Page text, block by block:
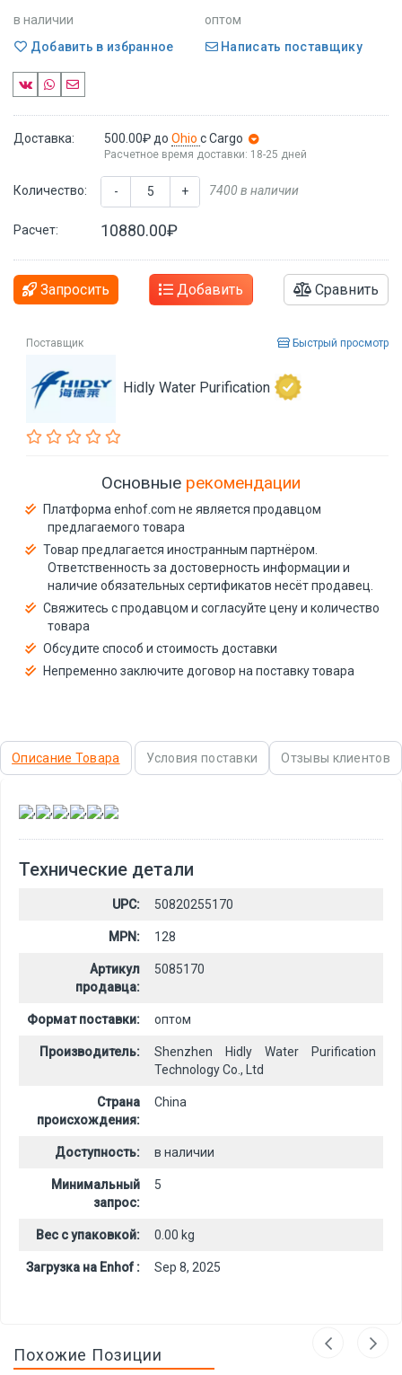
в наличии
оптом
Добавить в избранное
Написать поставщику
Доставка: 500.00₽ до Ohio с Cargo
Расчетное время доставки: 18-25 дней
Количество: - + 7400 в наличии
Расчет: 10880.00₽
Запросить Добавить Сравнить
Поставщик Быстрый просмотр
Hidly Water Purification
Основные рекомендации
Платформа enhof.com не является продавцом
предлагаемого товара
Товар предлагается иностранным партнёром.
Ответственность за достоверность информации и
наличие обязательных сертификатов несёт продавец.
Свяжитесь с продавцом и согласуйте цену и количество
товара
Обсудите способ и стоимость доставки
Непременно заключите договор на поставку товара
Описание Товара Условия поставки Отзывы клиентов
, , , , ,
Технические детали
UPC: 50820255170
MPN: 128
Артикул
продавца:
5085170
Формат поставки: оптом
Производитель:
Shenzhen Hidly Water Purification
Technology Co., Ltd
Страна
происхождения:
China
Доступность: в наличии
Минимальный
запрос:
5
Вес с упаковкой: 0.00 kg
Загрузка на Enhof : Sep 8, 2025
Похожие Позиции